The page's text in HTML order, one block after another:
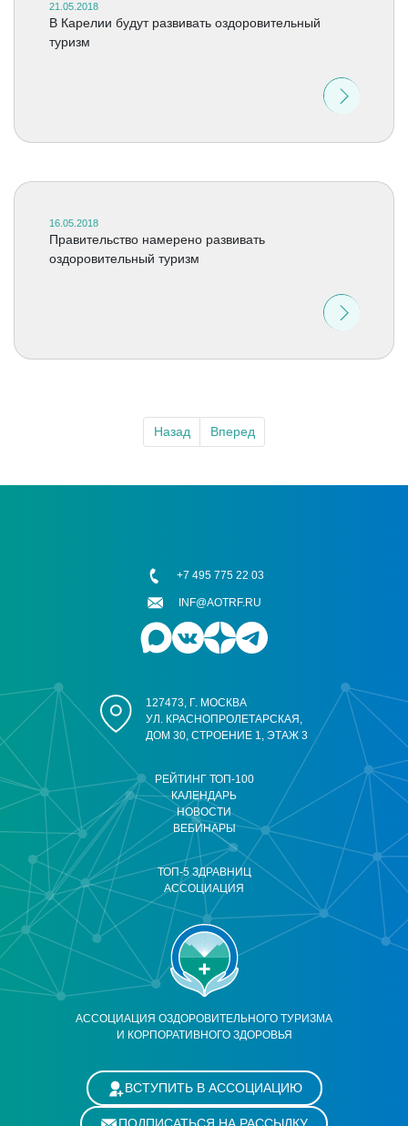
21.05.2018
В Карелии будут развивать оздоровительный
туризм
16.05.2018
Правительство намерено развивать
оздоровительный туризм
Назад Вперед
АССОЦИАЦИЯ ОЗДОРОВИТЕЛЬНОГО ТУРИЗМА
И КОРПОРАТИВНОГО ЗДОРОВЬЯ
РЕЙТИНГ ТОП-100
КАЛЕНДАРЬ
НОВОСТИ
ВЕБИНАРЫ
ТОП-5 ЗДРАВНИЦ
АССОЦИАЦИЯ
127473, Г. МОСКВА
УЛ. КРАСНОПРОЛЕТАРСКАЯ,
ДОМ 30, СТРОЕНИЕ 1, ЭТАЖ 3
+7 495 775 22 03
INF@AOTRF.RU
ВСТУПИТЬ В АССОЦИАЦИЮ